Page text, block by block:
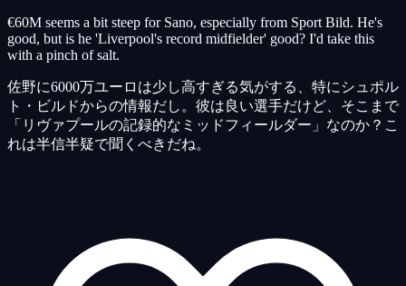
€60M seems a bit steep for Sano, especially from Sport Bild. He's
good, but is he 'Liverpool's record midfielder' good? I'd take this
with a pinch of salt.
佐野に6000万ユーロは少し高すぎる気がする、特にシュポル
ト・ビルドからの情報だし。彼は良い選手だけど、そこまで
「リヴァプールの記録的なミッドフィールダー」なのか？こ
れは半信半疑で聞くべきだね。